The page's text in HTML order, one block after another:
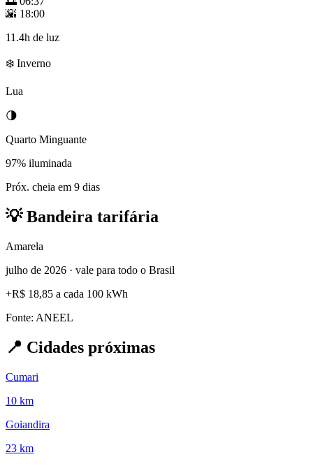
🌇 18:00
11.4h de luz
❄️ Inverno
Lua
🌗
Quarto Minguante
97% iluminada
Próx. cheia em 9 dias
💡Bandeira tarifária
Amarela
julho de 2026 · vale para todo o Brasil
+R$ 18,85 a cada 100 kWh
Fonte: ANEEL
📍 Cidades próximas
Cumari
10 km
Goiandira
23 km